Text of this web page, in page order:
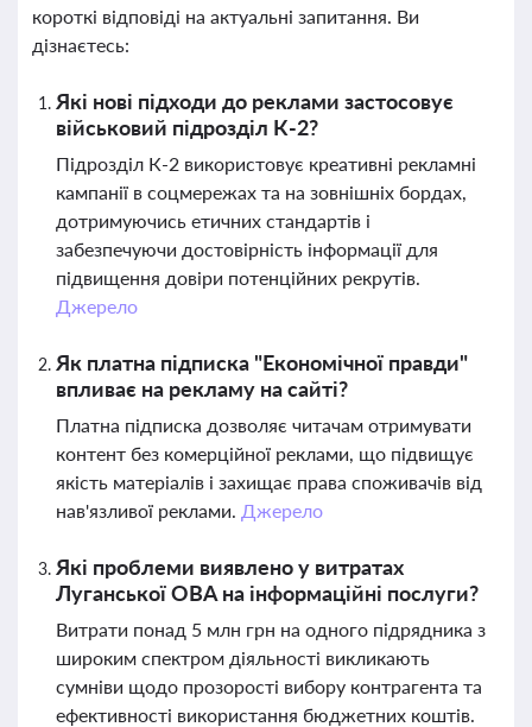
короткі відповіді на актуальні запитання. Ви
дізнаєтесь:
Які нові підходи до реклами застосовує
військовий підрозділ К-2?
Підрозділ К-2 використовує креативні рекламні
кампанії в соцмережах та на зовнішніх бордах,
дотримуючись етичних стандартів і
забезпечуючи достовірність інформації для
підвищення довіри потенційних рекрутів.
Джерело
Як платна підписка "Економічної правди"
впливає на рекламу на сайті?
Платна підписка дозволяє читачам отримувати
контент без комерційної реклами, що підвищує
якість матеріалів і захищає права споживачів від
нав'язливої реклами. Джерело
Які проблеми виявлено у витратах
Луганської ОВА на інформаційні послуги?
Витрати понад 5 млн грн на одного підрядника з
широким спектром діяльності викликають
сумніви щодо прозорості вибору контрагента та
ефективності використання бюджетних коштів.